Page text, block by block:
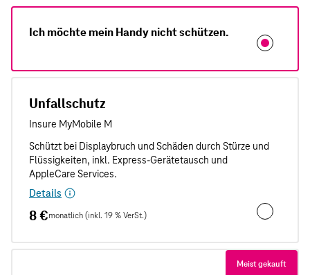
Ich möchte mein Handy nicht schützen.
Unfallschutz
Details
8 €monatlich (inkl. 19 % VerSt.)
Meist gekauft